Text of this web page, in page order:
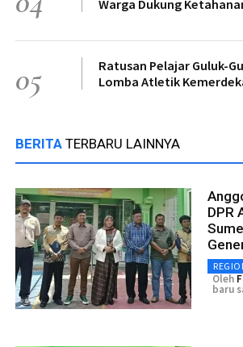
Warga Dukung
05
Ratusan Pelajar Guluk-
Lomba Atletik
BERITA TERBARU LAINNYA
DPR
Oleh
baru